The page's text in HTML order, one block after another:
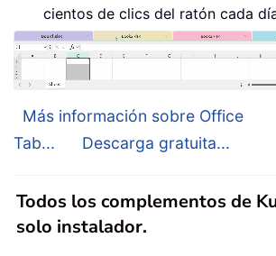
cientos de clics del ratón cada
Más información sobre Office
Tab...
Descarga gratuita...
Todos los complementos de
solo instalador.